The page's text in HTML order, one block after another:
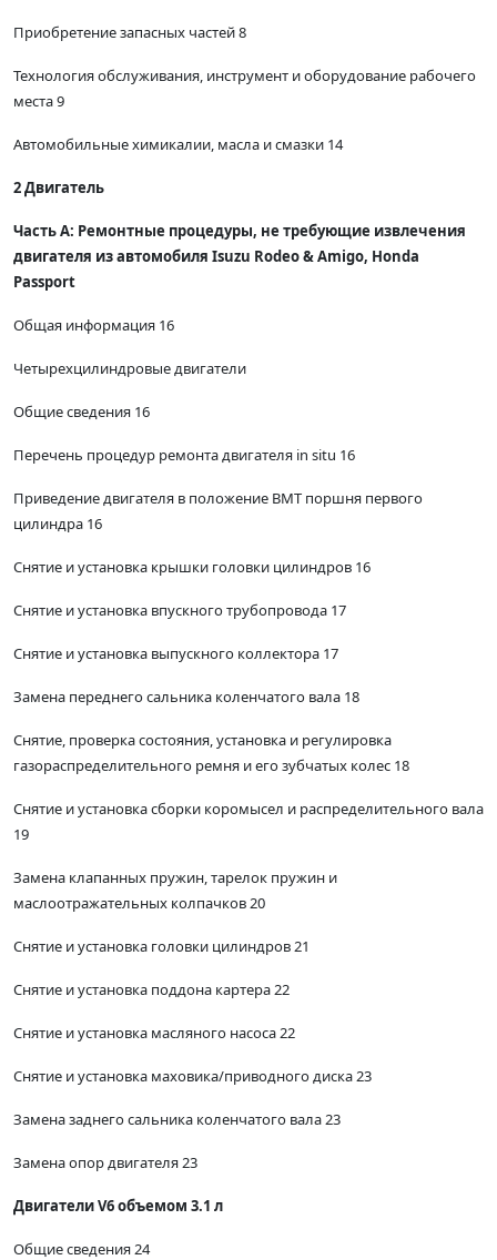
Приобретение запасных частей 8
Технология обслуживания, инструмент и оборудование рабочего
места 9
Автомобильные химикалии, масла и смазки 14
2 Двигатель
Часть А: Ремонтные процедуры, не требующие извлечения
двигателя из автомобиля Isuzu Rodeo & Amigo, Honda
Passport
Общая информация 16
Четырехцилиндровые двигатели
Общие сведения 16
Перечень процедур ремонта двигателя in situ 16
Приведение двигателя в положение ВМТ поршня первого
цилиндра 16
Снятие и установка крышки головки цилиндров 16
Снятие и установка впускного трубопровода 17
Снятие и установка выпускного коллектора 17
Замена переднего сальника коленчатого вала 18
Снятие, проверка состояния, установка и регулировка
газораспределительного ремня и его зубчатых колес 18
Снятие и установка сборки коромысел и распределительного вала
19
Замена клапанных пружин, тарелок пружин и
маслоотражательных колпачков 20
Снятие и установка головки цилиндров 21
Снятие и установка поддона картера 22
Снятие и установка масляного насоса 22
Снятие и установка маховика/приводного диска 23
Замена заднего сальника коленчатого вала 23
Замена опор двигателя 23
Двигатели V6 объемом 3.1 л
Общие сведения 24